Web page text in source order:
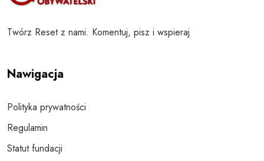
Twórz Reset z nami. Komentuj, pisz i wspieraj
Nawigacja
Polityka prywatności
Regulamin
Statut fundacji